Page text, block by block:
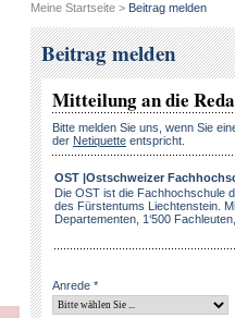
Meine Startseite > Beitrag melden
Beitrag melden
Mitteilung an die
Bitte melden Sie uns, wenn Sie
der Netiquette entspricht.
OST |Ostschweizer
Die OST ist die Fachhochschule
des Fürstentums Liechtenstein.
Departementen, 1‘500
Anrede *